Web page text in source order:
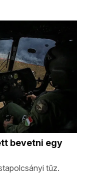
bevetni egy
tűz.